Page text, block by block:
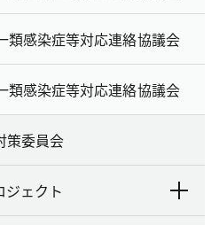
類感染症等対応連絡協議会
類感染症等対応連絡協議会
策委員会
ジェクト